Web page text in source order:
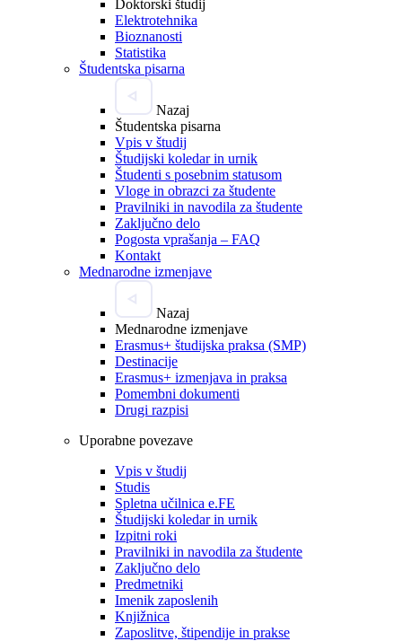
Doktorski študij
Elektrotehnika
Bioznanosti
Statistika
Študentska pisarna
Nazaj
Študentska pisarna
Vpis v študij
Študijski koledar in urnik
Študenti s posebnim statusom
Vloge in obrazci za študente
Pravilniki in navodila za študente
Zaključno delo
Pogosta vprašanja – FAQ
Kontakt
Mednarodne izmenjave
Nazaj
Mednarodne izmenjave
Erasmus+ študijska praksa (SMP)
Destinacije
Erasmus+ izmenjava in praksa
Pomembni dokumenti
Drugi razpisi
Uporabne povezave
Vpis v študij
Studis
Spletna učilnica e.FE
Študijski koledar in urnik
Izpitni roki
Pravilniki in navodila za študente
Zaključno delo
Predmetniki
Imenik zaposlenih
Knjižnica
Zaposlitve, štipendije in prakse